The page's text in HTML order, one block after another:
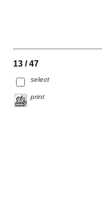
13 / 47
select
print